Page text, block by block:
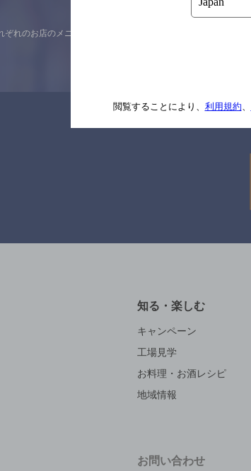
れのお店のメニューや営業時間などの掲載情報については、
知る・楽しむ
キャンペーン
工場見学
お料理・お酒レシピ
地域情報
お問い合わせ
閲覧することにより、 利用規約、